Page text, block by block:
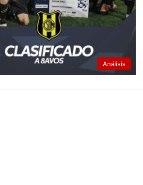
Análisis